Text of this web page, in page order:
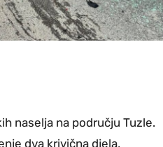
naselja na području Tuzle.
dva krivična djela,